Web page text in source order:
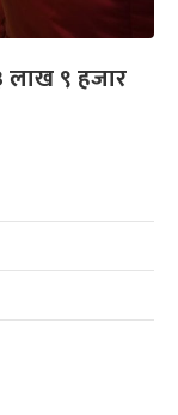
लाख ९ हजार